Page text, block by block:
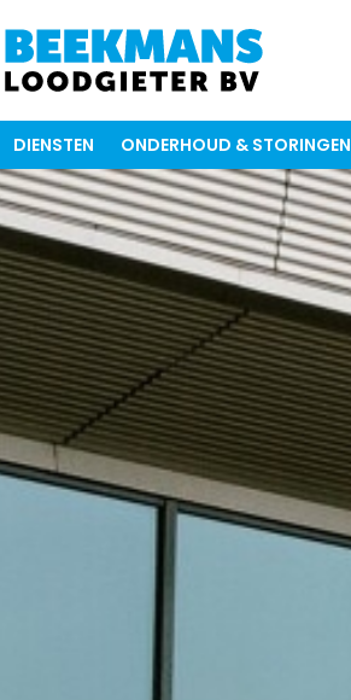
DIENSTEN ONDERHOUD & STORINGEN